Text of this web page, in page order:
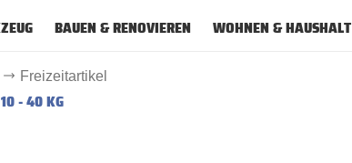
BAUEN & RENOVIEREN WOHNEN & HAUSHALT
Freizeitartikel
- 40 KG